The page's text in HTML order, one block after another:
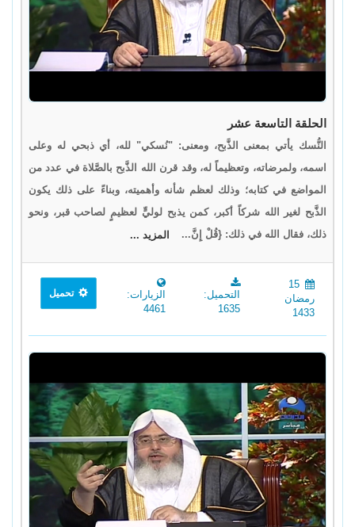
الحلقة التاسعة عشر
النُّسك يأتي بمعنى الذَّبح، ومعنى: "نُسكي" لله، أي ذبحي له وعلى
اسمه، ولمرضاته، وتعظيماً له، وقد قرن الله الذَّبح بالصَّلاة في عدد من
المواضع في كتابه؛ وذلك لعظم شأنه وأهميته، وبناءً على ذلك يكون
الذَّبح لغير الله شركاً أكبر، كمن يذبح لوليٍّ لعظيمٍ لصاحب قبر، ونحو
ذلك، فقال الله في ذلك: {قُلْ إِنَّ...
المزيد ...
15
رمضان
1433
التحميل:
1635
الزيارات:
4461
تحميل